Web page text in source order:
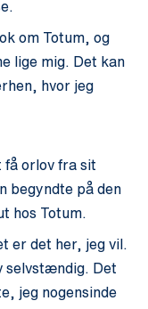
om Totum, og
lige mig. Det kan
hvor jeg
få orlov fra sit
begyndte på den
hos Totum.
er det her, jeg vil.
selvstændig. Det
jeg nogensinde